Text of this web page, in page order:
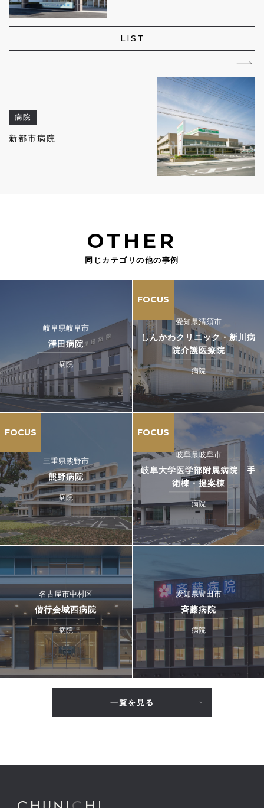
LIST
病院
新都市病院
OTHER
同じカテゴリの他の事例
岐阜県岐阜市
澤田病院
病院
FOCUS
愛知県清須市
しんかわクリニック・新川病
院介護医療院
病院
FOCUS
三重県熊野市
熊野病院
病院
FOCUS
岐阜県岐阜市
岐阜大学医学部附属病院 手
術棟・提案棟
病院
名古屋市中村区
偕行会城西病院
病院
愛知県豊田市
斉藤病院
病院
一覧を見る